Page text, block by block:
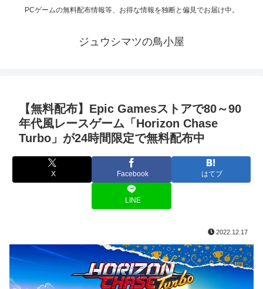
PCゲームの無料配布情報等、お得な情報を独断と偏見でお届け中。
ジュウシマツの鳥小屋
【無料配布】Epic Gamesストアで80～90
年代風レースゲーム「Horizon Chase
Turbo」が24時間限定で無料配布中
X Facebook はてブ
LINE
2022.12.17